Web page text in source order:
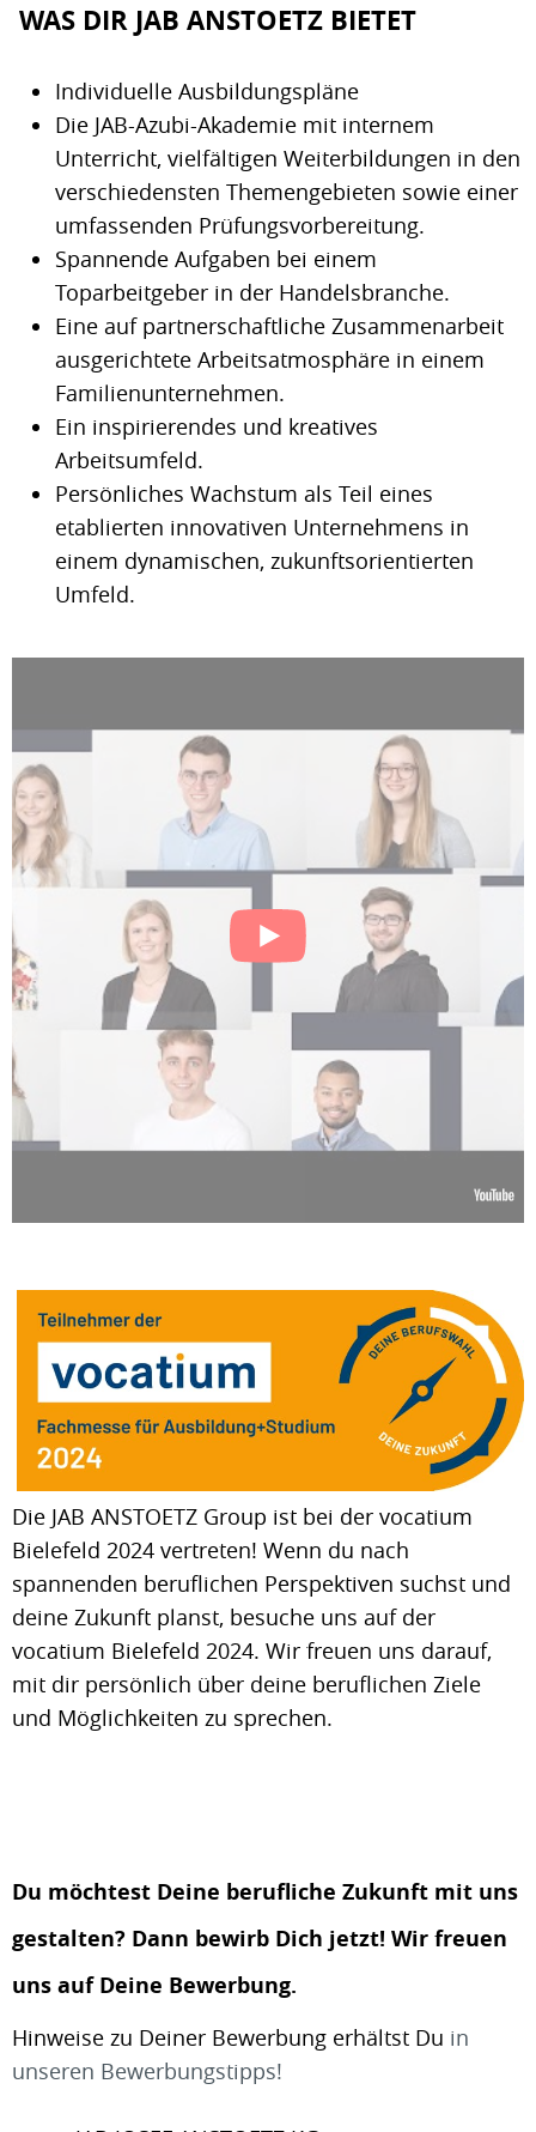
WAS DIR JAB ANSTOETZ BIETET
Individuelle Ausbildungspläne
Die JAB-Azubi-Akademie mit internem
Unterricht, vielfältigen Weiterbildungen in den
verschiedensten Themengebieten sowie einer
umfassenden Prüfungsvorbereitung.
Spannende Aufgaben bei einem
Toparbeitgeber in der Handelsbranche.
Eine auf partnerschaftliche Zusammenarbeit
ausgerichtete Arbeitsatmosphäre in einem
Familienunternehmen.
Ein inspirierendes und kreatives
Arbeitsumfeld.
Persönliches Wachstum als Teil eines
etablierten innovativen Unternehmens in
einem dynamischen, zukunftsorientierten
Umfeld.
Die JAB ANSTOETZ Group ist bei der vocatium
Bielefeld 2024 vertreten! Wenn du nach
spannenden beruflichen Perspektiven suchst und
deine Zukunft planst, besuche uns auf der
vocatium Bielefeld 2024. Wir freuen uns darauf,
mit dir persönlich über deine beruflichen Ziele
und Möglichkeiten zu sprechen.
Du möchtest Deine berufliche Zukunft mit uns
gestalten? Dann bewirb Dich jetzt! Wir freuen
uns auf Deine Bewerbung.
Hinweise zu Deiner Bewerbung erhältst Du in
unseren Bewerbungstipps!